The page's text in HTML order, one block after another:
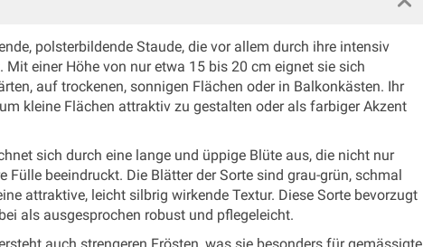
polsterbildende Staude, die vor allem durch ihre intensiv
einer Höhe von nur etwa 15 bis 20 cm eignet sie sich
auf trockenen, sonnigen Flächen oder in Balkonkästen. Ihr
kleine Flächen attraktiv zu gestalten oder als farbiger Akzent
sich durch eine lange und üppige Blüte aus, die nicht nur
beeindruckt. Die Blätter der Sorte sind grau-grün, schmal
attraktive, leicht silbrig wirkende Textur. Diese Sorte bevorzugt
als ausgesprochen robust und pflegeleicht.
auch strengeren Frösten, was sie besonders für gemässigte